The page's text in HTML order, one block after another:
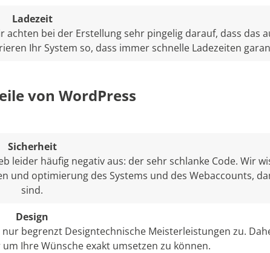
Ladezeit
bei der Erstellung sehr pingelig darauf, dass das
Ihr System so, dass immer schnelle Ladezeiten
von WordPress
Sicherheit
häufig negativ aus: der sehr schlanke Code. Wir
und optimierung des Systems und des Webaccounts,
sind.
Design
begrenzt Designtechnische Meisterleistungen zu.
Ihre Wünsche exakt umsetzen zu können.